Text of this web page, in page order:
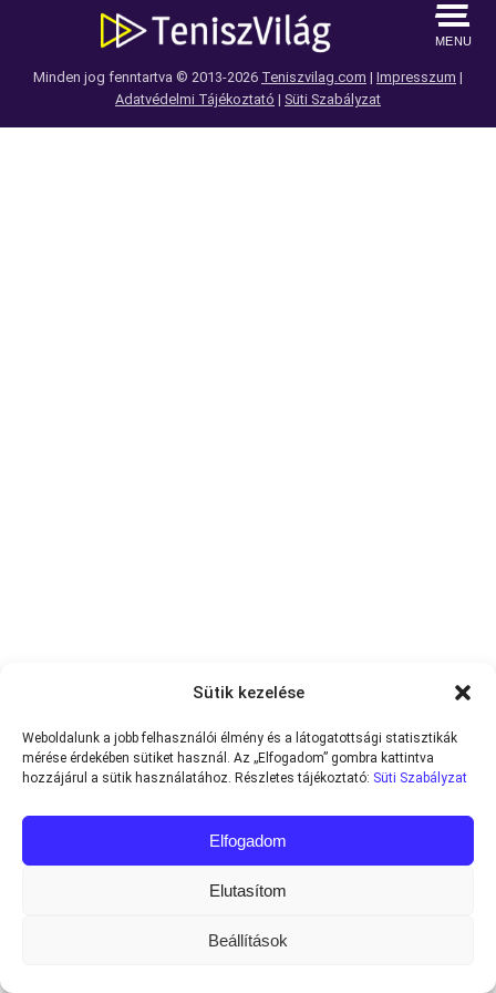
Sütik kezelése
Weboldalunk a jobb felhasználói élmény és a látogatottsági statisztikák
mérése érdekében sütiket használ. Az „Elfogadom” gombra kattintva
hozzájárul a sütik használatához. Részletes tájékoztató: Süti Szabályzat
Elfogadom
Elutasítom
Beállítások
MENU
Minden jog fenntartva © 2013-2026 Teniszvilag.com | Impresszum |
Adatvédelmi Tájékoztató | Süti Szabályzat